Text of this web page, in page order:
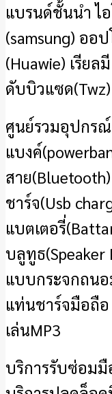
แบรนด์ชั้นนำไ
(samsung) ออป
(Huawie) เรียล
ดับบิวแซด
ศูนย์รวมอุปกร
แบงค์
สาย
ชาร์จ(Usb
แบตเตอรี่
บลูทูธ
แบบกระจกถนอ
แท่นชาร์จมือถือ
เล่นMP3
บริการรับซ่อม